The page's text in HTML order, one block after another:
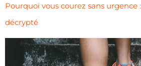
Pourquoi vous courez sans urgence
décrypté